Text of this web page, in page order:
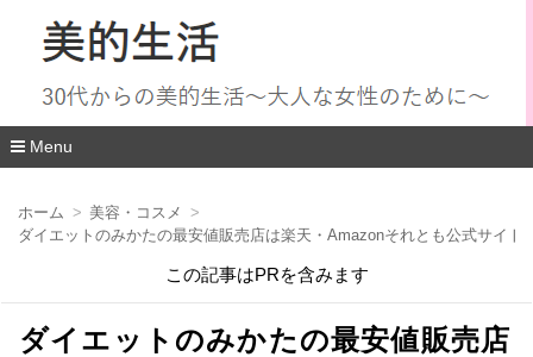
Menu
移
ホーム
美容・コスメ
ダイエットのみかたの最安値販売店は楽天・Amazonそれとも公式サイト
この記事はPRを含みます
ダイエットのみかたの最安値販売店